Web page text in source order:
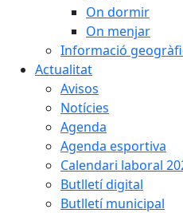
On dormir
On menjar
Informació
Actualitat
Avisos
Notícies
Agenda
Agenda esportiva
Calendari laboral
Butlletí digital
Butlletí municipal